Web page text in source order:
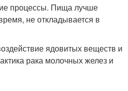
процессы. Пища лучше
не откладывается в
ядовитых веществ и
рака молочных желез и